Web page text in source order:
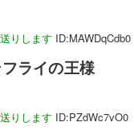
りします ID:MAWDqCdb0
ライの王様
りします ID:PZdWc7vO0